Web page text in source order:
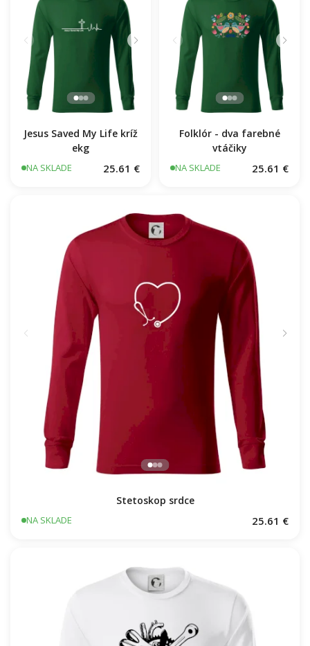
Jesus Saved My Life kríž
ekg
NA SKLADE 25.61 €
Folklór - dva farebné
vtáčiky
NA SKLADE 25.61 €
Stetoskop srdce
NA SKLADE 25.61 €